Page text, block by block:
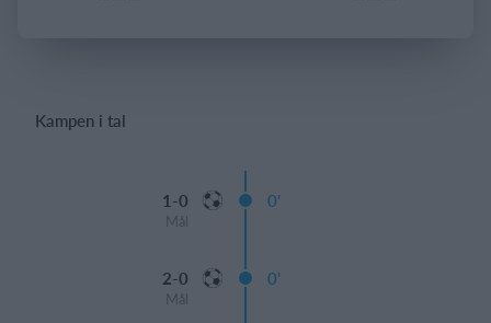
Kampen i tal
1-0
Mål
0'
2-0
Mål
0'